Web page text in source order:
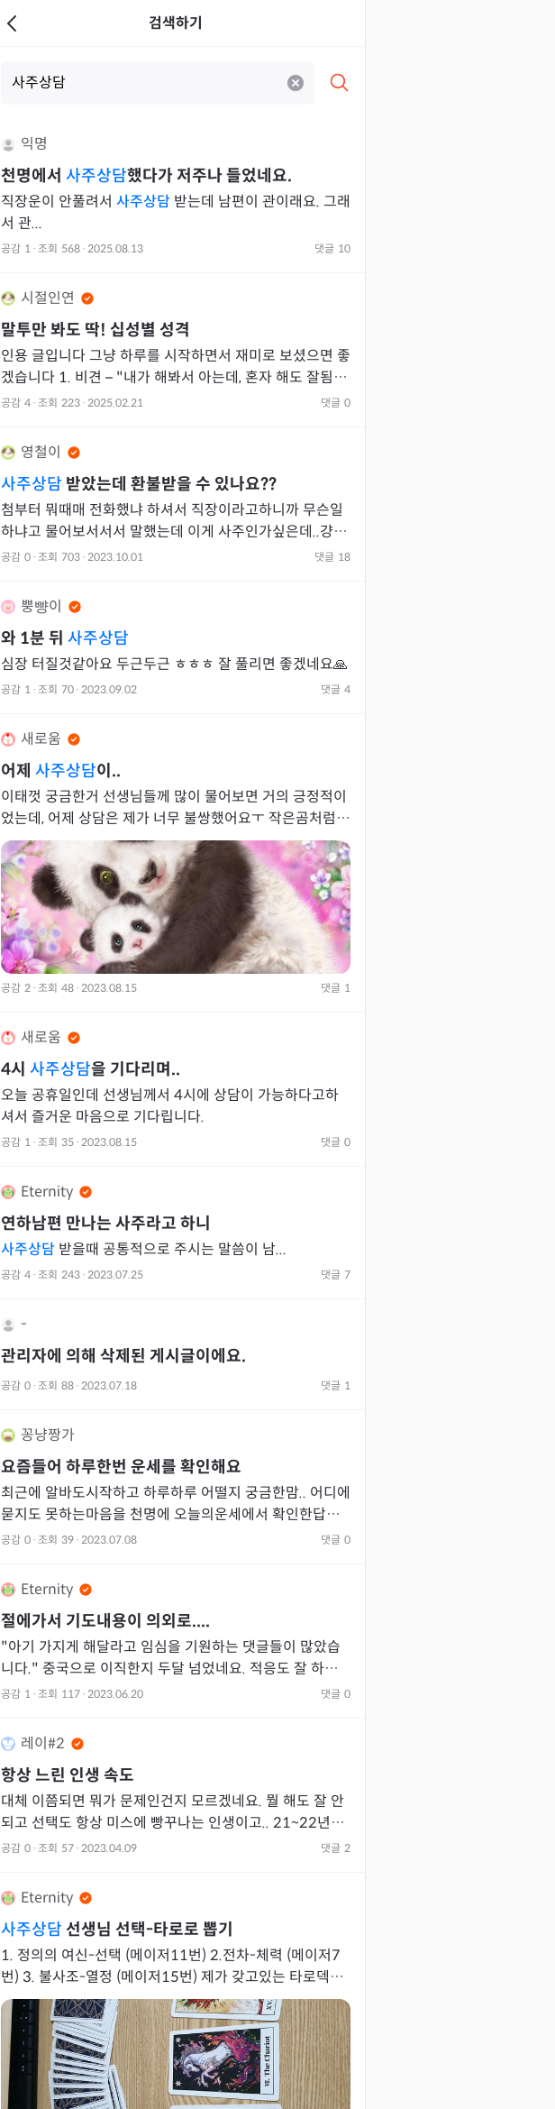
검색하기
익명
천명에서 사주상담했다가 저주나 들었네요.
직장운이 안풀려서 사주상담 받는데 남편이 관이래요. 그래
서 관...
공감 1 · 조회 568 · 2025.08.13 댓글 10
시절인연
말투만 봐도 딱! 십성별 성격
인용 글입니다 그냥 하루를 시작하면서 재미로 보셨으면 좋
겠습니다 1. 비견 – "내가 해봐서 아는데, 혼자 해도 잘됨."
독립 2. 겁재 – "나도 할 수 있어! 경쟁이 있어야
공감 4 · 조회 223 · 2025.02.21 댓글 0
영철이
사주상담 받았는데 환불받을 수 있나요??
첨부터 뭐때매 전화했냐 하셔서 직장이라고하니까 무슨일
하냐고 물어보서서서 말했는데 이게 사주인가싶은데..걍 너
무 할 수있는말 ㅠㅠㅠ 사주풀이해서 원래 나에대해서 어쩌
공감 0 · 조회 703 · 2023.10.01 댓글 18
뿡뺭이
와 1분 뒤 사주상담
심장 터질것같아요 두근두근 ㅎㅎㅎ 잘 풀리면 좋겠네요🙏
공감 1 · 조회 70 · 2023.09.02 댓글 4
새로움
어제 사주상담이..
이태껏 궁금한거 선생님들께 많이 물어보면 거의 긍정적이
었는데, 어제 상담은 제가 너무 불쌍했어요ㅜ 작은곰처럼
위로받고 싶네요..
공감 2 · 조회 48 · 2023.08.15 댓글 1
새로움
4시 사주상담을 기다리며..
오늘 공휴일인데 선생님께서 4시에 상담이 가능하다고하
셔서 즐거운 마음으로 기다립니다.
공감 1 · 조회 35 · 2023.08.15 댓글 0
Eternity
연하남편 만나는 사주라고 하니
사주상담 받을때 공통적으로 주시는 말씀이 남...
공감 4 · 조회 243 · 2023.07.25 댓글 7
-
관리자에 의해 삭제된 게시글이에요.
공감 0 · 조회 88 · 2023.07.18 댓글 1
꽁냥짱가
요즘들어 하루한번 운세를 확인해요
최근에 알바도시작하고 하루하루 어떨지 궁금한맘.. 어디에
묻지도 못하는마음을 천명에 오늘의운세에서 확인한답니
다^^ 좋은소식엔 기분좋게~ 조심해야할점은 명시하고 마음
공감 0 · 조회 39 · 2023.07.08 댓글 0
Eternity
절에가서 기도내용이 의외로....
"아기 가지게 해달라고 임심을 기원하는 댓글들이 많았습
니다." 중국으로 이직한지 두달 넘었네요. 적응도 잘 하고
있어서 다행입니다. 근무 중 직원중 한명이 주말에 3~4시
공감 1 · 조회 117 · 2023.06.20 댓글 0
레이#2
항상 느린 인생 속도
대체 이쯤되면 뭐가 문제인건지 모르겠네요. 뭘 해도 잘 안
되고 선택도 항상 미스에 빵꾸나는 인생이고.. 21~22년도,
올해 초반까지는 제 운이 완전히 극하락으로 수직하락하다
공감 0 · 조회 57 · 2023.04.09 댓글 2
Eternity
사주상담 선생님 선택-타로로 뽑기
1. 정의의 여신-선택 (메이저11번) 2.전차-체력 (메이저7
번) 3. 불사조-열정 (메이저15번) 제가 갖고있는 타로덱으
로 잘 섞어서 직업운 큰 흐름,해운을 계획대로 실천이